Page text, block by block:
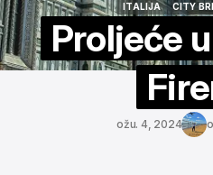
ITALIJA
CITY
Proljeće
ožu. 4, 2024